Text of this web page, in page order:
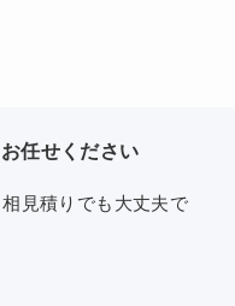
任せください
見積りでも大丈夫で